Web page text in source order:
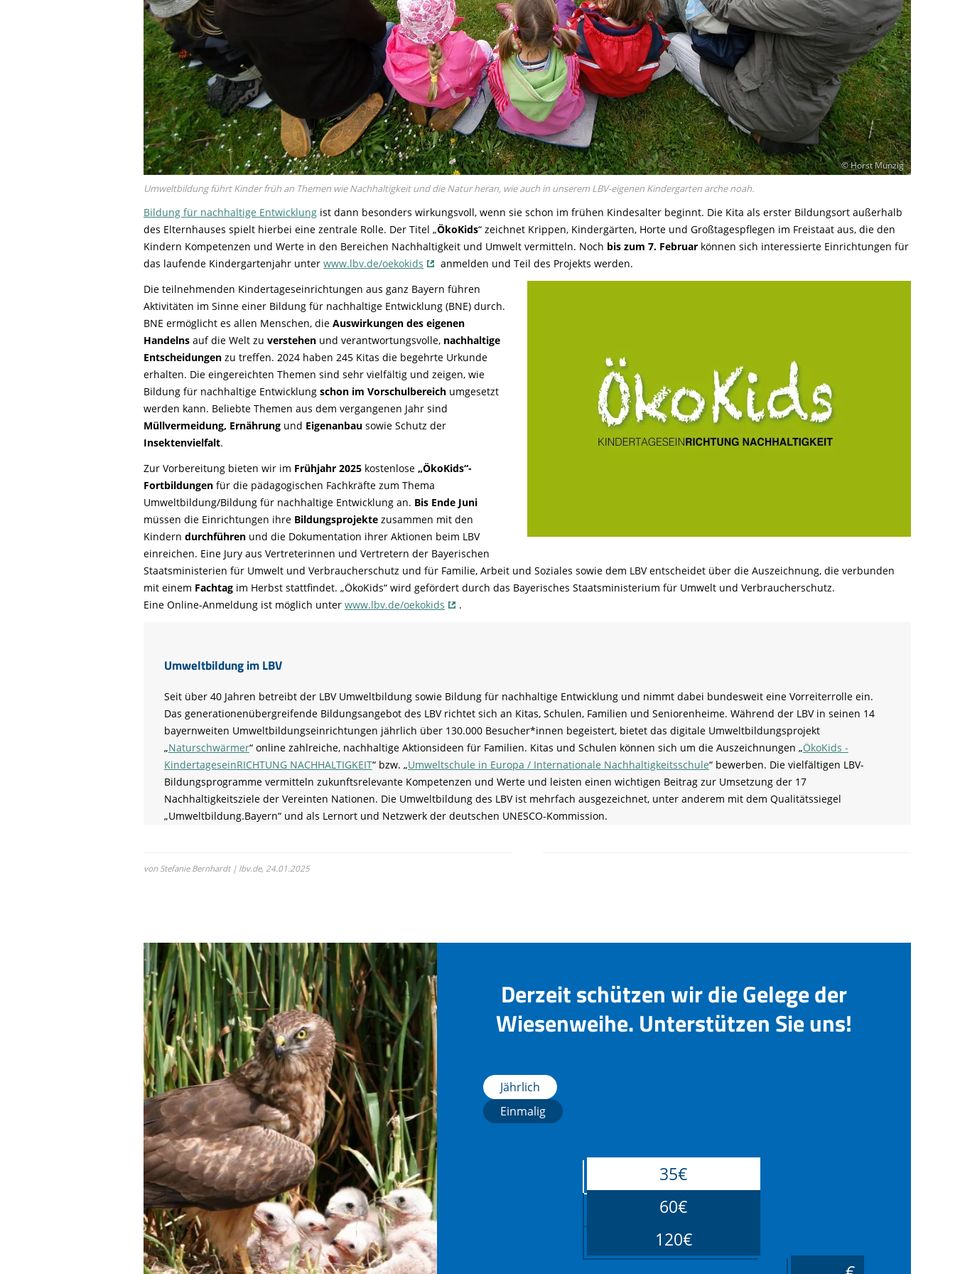
© Horst Munzig
Umweltbildung führt Kinder früh an Themen wie Nachhaltigkeit und die Natur heran, wie auch in unserem LBV-eigenen Kindergarten arche noah.
Bildung für nachhaltige Entwicklung ist dann besonders wirkungsvoll, wenn sie schon im frühen Kindesalter beginnt. Die Kita als erster Bildungsort außerhalb
des Elternhauses spielt hierbei eine zentrale Rolle. Der Titel „ÖkoKids“ zeichnet Krippen, Kindergärten, Horte und Großtagespflegen im Freistaat aus, die den
Kindern Kompetenzen und Werte in den Bereichen Nachhaltigkeit und Umwelt vermitteln. Noch bis zum 7. Februar können sich interessierte Einrichtungen für
das laufende Kindergartenjahr unter www.lbv.de/oekokids
anmelden und Teil des Projekts werden.
Die teilnehmenden Kindertageseinrichtungen aus ganz Bayern führen
Aktivitäten im Sinne einer Bildung für nachhaltige Entwicklung (BNE) durch.
BNE ermöglicht es allen Menschen, die Auswirkungen des eigenen
Handelns auf die Welt zu verstehen und verantwortungsvolle, nachhaltige
Entscheidungen zu treffen. 2024 haben 245 Kitas die begehrte Urkunde
erhalten. Die eingereichten Themen sind sehr vielfältig und zeigen, wie
Bildung für nachhaltige Entwicklung schon im Vorschulbereich umgesetzt
werden kann. Beliebte Themen aus dem vergangenen Jahr sind
Müllvermeidung, Ernährung und Eigenanbau sowie Schutz der
Insektenvielfalt.
Zur Vorbereitung bieten wir im Frühjahr 2025 kostenlose „ÖkoKids“-
Fortbildungen für die pädagogischen Fachkräfte zum Thema
Umweltbildung/Bildung für nachhaltige Entwicklung an. Bis Ende Juni
müssen die Einrichtungen ihre Bildungsprojekte zusammen mit den
Kindern durchführen und die Dokumentation ihrer Aktionen beim LBV
einreichen. Eine Jury aus Vertreterinnen und Vertretern der Bayerischen
Staatsministerien für Umwelt und Verbraucherschutz und für Familie, Arbeit und Soziales sowie dem LBV entscheidet über die Auszeichnung, die verbunden
mit einem Fachtag im Herbst stattfindet. „ÖkoKids“ wird gefördert durch das Bayerisches Staatsministerium für Umwelt und Verbraucherschutz.
Eine Online-Anmeldung ist möglich unter www.lbv.de/oekokids .
Umweltbildung im LBV
Seit über 40 Jahren betreibt der LBV Umweltbildung sowie Bildung für nachhaltige Entwicklung und nimmt dabei bundesweit eine Vorreiterrolle ein.
Das generationenübergreifende Bildungsangebot des LBV richtet sich an Kitas, Schulen, Familien und Seniorenheime. Während der LBV in seinen 14
bayernweiten Umweltbildungseinrichtungen jährlich über 130.000 Besucher*innen begeistert, bietet das digitale Umweltbildungsprojekt
„Naturschwärmer“ online zahlreiche, nachhaltige Aktionsideen für Familien. Kitas und Schulen können sich um die Auszeichnungen „ÖkoKids -
KindertageseinRICHTUNG NACHHALTIGKEIT“ bzw. „Umweltschule in Europa / Internationale Nachhaltigkeitsschule“ bewerben. Die vielfältigen LBV-
Bildungsprogramme vermitteln zukunftsrelevante Kompetenzen und Werte und leisten einen wichtigen Beitrag zur Umsetzung der 17
Nachhaltigkeitsziele der Vereinten Nationen. Die Umweltbildung des LBV ist mehrfach ausgezeichnet, unter anderem mit dem Qualitätssiegel
„Umweltbildung.Bayern“ und als Lernort und Netzwerk der deutschen UNESCO-Kommission.
von Stefanie Bernhardt | lbv.de, 24.01.2025
Derzeit schützen wir die Gelege der
Wiesenweihe. Unterstützen Sie uns!
Jährlich
Einmalig
35€
60€
120€